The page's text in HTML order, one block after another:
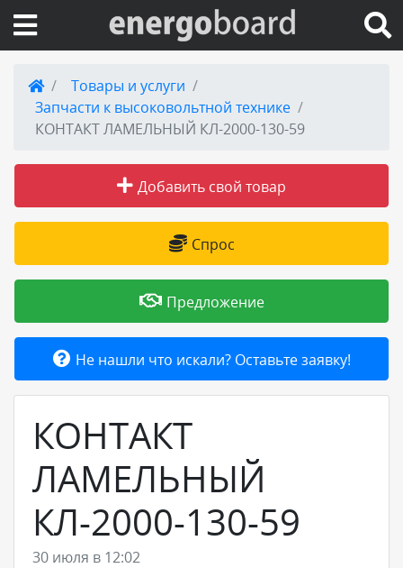
Вход на сайт
Поиск по сайту
Публикации
Справка
Товары и услуги
Добавить товар или услугу
Товары и услуги
Запчасти к высоковольтной технике
КОНТАКТ ЛАМЕЛЬНЫЙ КЛ-2000-130-59
Добавить свой товар
Спрос
Предложение
Не нашли что искали? Оставьте заявку!
КОНТАКТ
ЛАМЕЛЬНЫЙ
КЛ-2000-130-59
30 июля в 12:02